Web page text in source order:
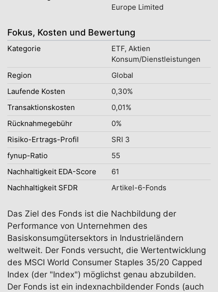
Europe Limited
Fokus, Kosten und Bewertung
Kategorie
ETF, Aktien
Konsum/Dienstleistungen
Region
Global
Laufende Kosten
0,30%
Transaktionskosten
0,01%
Rücknahmegebühr
0%
Risiko-Ertrags-Profil
SRI 3
fynup-Ratio
55
Nachhaltigkeit EDA-Score
61
Nachhaltigkeit SFDR
Artikel-6-Fonds
Das Ziel des Fonds ist die Nachbildung der
Performance von Unternehmen des
Basiskonsumgütersektors in Industrieländern
weltweit. Der Fonds versucht, die Wertentwicklung
des MSCI World Consumer Staples 35/20 Capped
Index (der "Index") möglichst genau abzubilden.
Der Fonds ist ein indexnachbildender Fonds (auch